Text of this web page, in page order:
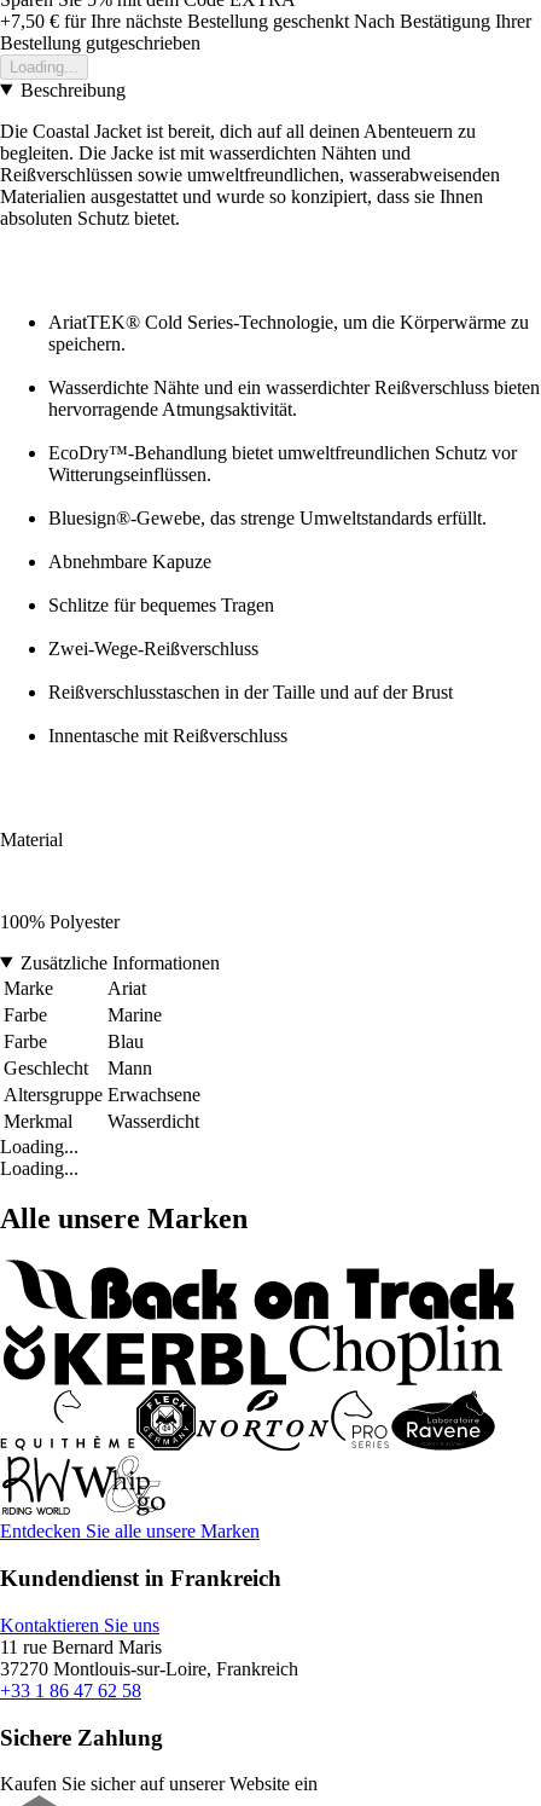
+7,50 € für Ihre nächste Bestellung geschenkt Nach Bestätigung Ihrer
Bestellung gutgeschrieben
Loading...
Beschreibung
Die Coastal Jacket ist bereit, dich auf all deinen Abenteuern zu
begleiten. Die Jacke ist mit wasserdichten Nähten und
Reißverschlüssen sowie umweltfreundlichen, wasserabweisenden
Materialien ausgestattet und wurde so konzipiert, dass sie Ihnen
absoluten Schutz bietet.
AriatTEK® Cold Series-Technologie, um die Körperwärme zu
speichern.
Wasserdichte Nähte und ein wasserdichter Reißverschluss bieten
hervorragende Atmungsaktivität.
EcoDry™-Behandlung bietet umweltfreundlichen Schutz vor
Witterungseinflüssen.
Bluesign®-Gewebe, das strenge Umweltstandards erfüllt.
Abnehmbare Kapuze
Schlitze für bequemes Tragen
Zwei-Wege-Reißverschluss
Reißverschlusstaschen in der Taille und auf der Brust
Innentasche mit Reißverschluss
Material
100% Polyester
Zusätzliche Informationen
Marke
Ariat
Farbe
Marine
Farbe
Blau
Geschlecht
Mann
Altersgruppe Erwachsene
Merkmal
Wasserdicht
Loading...
Loading...
Alle unsere Marken
Entdecken Sie alle unsere Marken
Kundendienst in Frankreich
Kontaktieren Sie uns
11 rue Bernard Maris
37270 Montlouis-sur-Loire, Frankreich
+33 1 86 47 62 58
Sichere Zahlung
Kaufen Sie sicher auf unserer Website ein